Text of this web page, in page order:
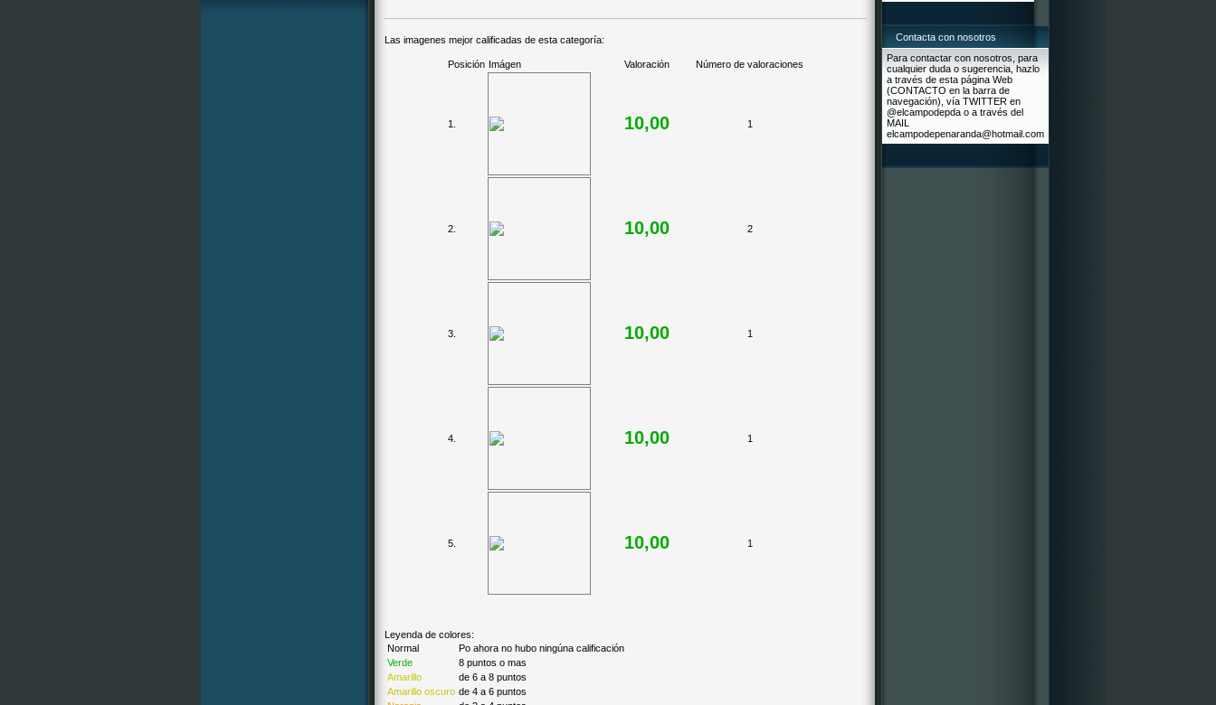
Las imagenes mejor calificadas de esta categoría:
Posición Imágen Valoración Número de valoraciones
1. 10,00 1
2. 10,00 2
3. 10,00 1
4. 10,00 1
5. 10,00 1
Leyenda de colores:
Normal
Po ahora no hubo ningúna calificación
Verde
8 puntos o mas
Amarillo
de 6 a 8 puntos
Amarillo oscuro de 4 a 6 puntos
Contacta con nosotros
Para contactar con nosotros, para
cualquier duda o sugerencia, hazlo
a través de esta página Web
(CONTACTO en la barra de
navegación), vía TWITTER en
@elcampodepda o a través del
MAIL
elcampodepenaranda@hotmail.com